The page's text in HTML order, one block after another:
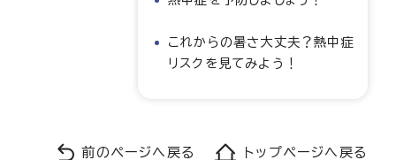
これからの暑さ大丈夫？熱中症
リスクを見てみよう！
前のページへ戻る トップページへ戻る